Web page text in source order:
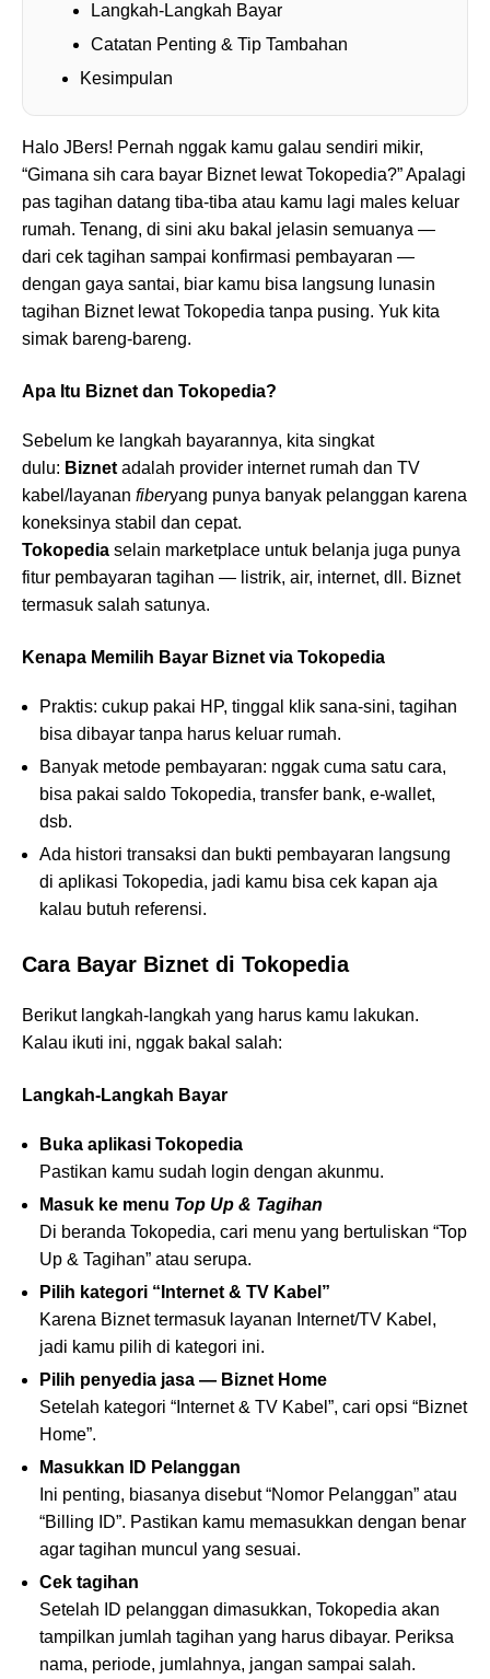
Langkah-Langkah Bayar
Catatan Penting & Tip Tambahan
Kesimpulan
Halo JBers! Pernah nggak kamu galau sendiri mikir,
“Gimana sih cara bayar Biznet lewat Tokopedia?” Apalagi
pas tagihan datang tiba-tiba atau kamu lagi males keluar
rumah. Tenang, di sini aku bakal jelasin semuanya —
dari cek tagihan sampai konfirmasi pembayaran —
dengan gaya santai, biar kamu bisa langsung lunasin
tagihan Biznet lewat Tokopedia tanpa pusing. Yuk kita
simak bareng-bareng.
Apa Itu Biznet dan Tokopedia?
Sebelum ke langkah bayarannya, kita singkat
dulu: Biznetadalah provider internet rumah dan TV
kabel/layanan fiberyang punya banyak pelanggan karena
koneksinya stabil dan cepat.
Tokopedia selain marketplace untuk belanja juga punya
fitur pembayaran tagihan — listrik, air, internet, dll. Biznet
termasuk salah satunya.
Kenapa Memilih Bayar Biznet via Tokopedia
Praktis: cukup pakai HP, tinggal klik sana-sini, tagihan
bisa dibayar tanpa harus keluar rumah.
Banyak metode pembayaran: nggak cuma satu cara,
bisa pakai saldo Tokopedia, transfer bank, e-wallet,
dsb.
Ada histori transaksi dan bukti pembayaran langsung
di aplikasi Tokopedia, jadi kamu bisa cek kapan aja
kalau butuh referensi.
Cara Bayar Biznet di Tokopedia
Berikut langkah-langkah yang harus kamu lakukan.
Kalau ikuti ini, nggak bakal salah:
Langkah-Langkah Bayar
Buka aplikasi Tokopedia
Pastikan kamu sudah login dengan akunmu.
Masuk ke menu Top Up & Tagihan
Di beranda Tokopedia, cari menu yang bertuliskan “Top
Up & Tagihan” atau serupa.
Pilih kategori “Internet & TV Kabel”
Karena Biznet termasuk layanan Internet/TV Kabel,
jadi kamu pilih di kategori ini.
Pilih penyedia jasa — Biznet Home
Setelah kategori “Internet & TV Kabel”, cari opsi “Biznet
Home”.
Masukkan ID Pelanggan
Ini penting, biasanya disebut “Nomor Pelanggan” atau
“Billing ID”. Pastikan kamu memasukkan dengan benar
agar tagihan muncul yang sesuai.
Cek tagihan
Setelah ID pelanggan dimasukkan, Tokopedia akan
tampilkan jumlah tagihan yang harus dibayar. Periksa
nama, periode, jumlahnya, jangan sampai salah.